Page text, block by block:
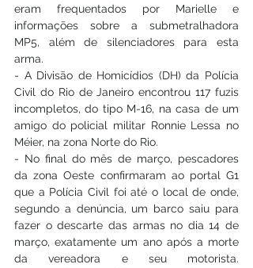
eram frequentados por Marielle e
informações sobre a submetralhadora
MP5, além de silenciadores para esta
arma.
- A Divisão de Homicídios (DH) da Polícia
Civil do Rio de Janeiro encontrou 117 fuzis
incompletos, do tipo M-16, na casa de um
amigo do policial militar Ronnie Lessa no
Méier, na zona Norte do Rio.
- No final do mês de março, pescadores
da zona Oeste confirmaram ao portal G1
que a Polícia Civil foi até o local de onde,
segundo a denúncia, um barco saiu para
fazer o descarte das armas no dia 14 de
março, exatamente um ano após a morte
da vereadora e seu motorista.